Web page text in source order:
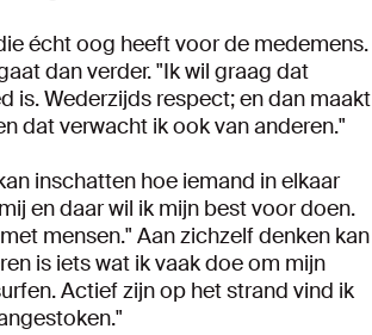
écht oog heeft voor de medemens.
dan verder. "Ik wil graag dat
is. Wederzijds respect; en dan maakt
dat verwacht ik ook van anderen."
inschatten hoe iemand in elkaar
en daar wil ik mijn best voor doen.
mensen." Aan zichzelf denken kan
is iets wat ik vaak doe om mijn
Actief zijn op het strand vind ik